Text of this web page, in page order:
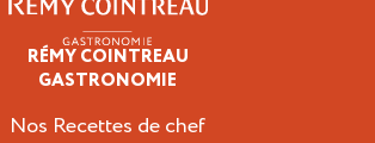
RÉMY COINTREAU
GASTRONOMIE
Nos Recettes de chef